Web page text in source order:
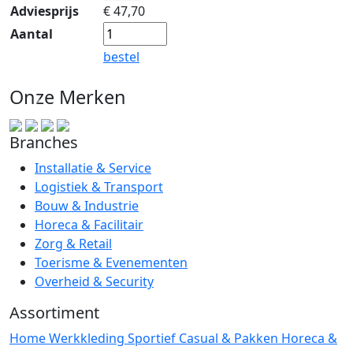
Adviesprijs
€47,70
Aantal
bestel
Onze Merken
Branches
Installatie & Service
Logistiek & Transport
Bouw & Industrie
Horeca & Facilitair
Zorg & Retail
Toerisme & Evenementen
Overheid & Security
Assortiment
HomeWerkkleding Sportief Casual & Pakken Horeca &